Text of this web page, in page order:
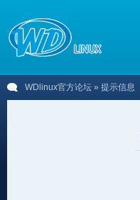
WDlinux官方论坛 » 提示信息